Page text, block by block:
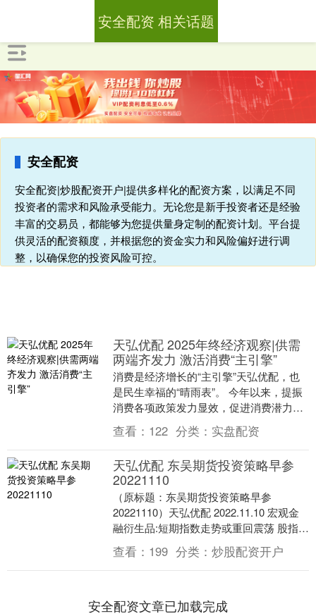
安全配资
安全配资|炒股配资开户|提供多样化的配资方案，以满足不同
投资者的需求和风险承受能力。无论您是新手投资者还是经验
丰富的交易员，都能够为您提供量身定制的配资计划。平台提
供灵活的配资额度，并根据您的资金实力和风险偏好进行调
整，以确保您的投资风险可控。
安全配资 相关话题
天弘优配 2025年终经济观察|供需
两端齐发力 激活消费“主引擎”
消费是经济增长的“主引擎”天弘优配，也
是民生幸福的“晴雨表”。 今年以来，提振
消费各项政策发力显效，促进消费潜力不
断释放。前11个月，社会消费品零售总额
同比增长....
查看： 122 分类： 实盘配资
天弘优配 东吴期货投资策略早参
20221110
（原标题：东吴期货投资策略早参
20221110）天弘优配 2022.11.10 宏观金
融衍生品:短期指数走势或重回震荡 股指期
货。周三市场继续震荡整理，创业板指....
查看： 199 分类： 炒股配资开户
安全配资文章已加载完成